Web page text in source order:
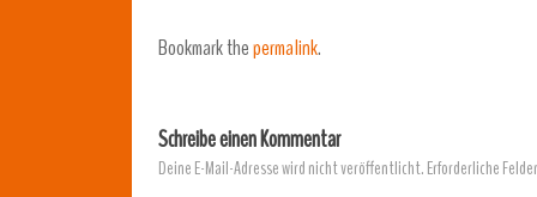
Bookmark thepermalink.
Schreibe einen Kommentar
Deine E-Mail-Adresse wird nicht veröffentlicht.Erforderliche